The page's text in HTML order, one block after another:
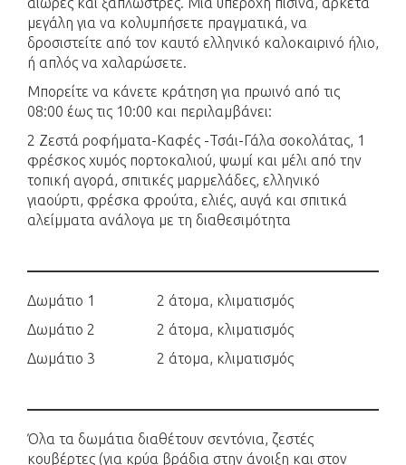
μεγάλη για να κολυμπήσετε πραγματικά, να
δροσιστείτε από τον καυτό ελληνικό καλοκαιρινό ήλιο,
ή απλός να χαλαρώσετε.
Μπορείτε να κάνετε κράτηση για πρωινό από τις
08:00 έως τις 10:00 και περιλαμβάνει:
2 Ζεστά ροφήματα-Καφές -Τσάι-Γάλα σοκολάτας, 1
φρέσκος χυμός πορτοκαλιού, ψωμί και μέλι από την
τοπική αγορά, σπιτικές μαρμελάδες, ελληνικό
γιαούρτι, φρέσκα φρούτα, ελιές, αυγά και σπιτικά
αλείμματα ανάλογα με τη διαθεσιμότητα
Δωμάτιο 1 2 άτομα, κλιματισμός
Δωμάτιο 2 2 άτομα, κλιματισμός
Δωμάτιο 3 2 άτομα, κλιματισμός
Όλα τα δωμάτια διαθέτουν σεντόνια, ζεστές
κουβέρτες (για κρύα βράδια στην άνοιξη και στον